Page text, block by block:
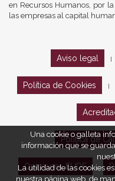
en Recursos Humanos, por
las empresas al capital
Aviso legal
Política de Cookies
Política de
Opiniones EUDE
Una cookie o galleta
información que se
La utilidad de las cookies
nuestra página web, de